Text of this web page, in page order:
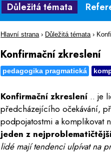
Důležitá témata
Hlavní strana › Důležitá témata ›
Konfirmační zkreslení
pedagogika pragmatická
Konfirmační zkreslení .. je
předcházejícího očekávání,
podpojatostmi a komplikovat
jeden z
lidé mají tendenci ulpívat na